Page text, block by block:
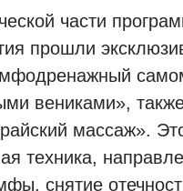
части
прошли
вениками»,
массаж».
техника,
снятие